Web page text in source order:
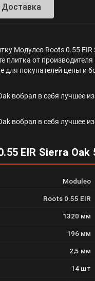
Доставка
Модулео Roots 0.55 EIR
плитка от
для покупателей цены и
вобрал в себя лучшее
вобрал в себя лучшее
EIR Sierra Oak
Moduleo
Roots 0.55 EIR
1320 мм
196 мм
2,5 мм
14 шт